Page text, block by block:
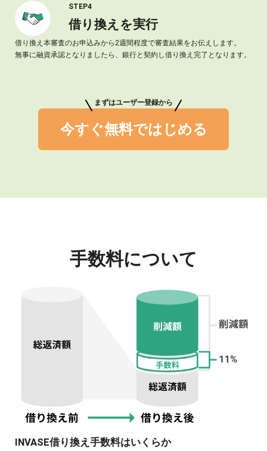
STEP4
借り換えを実行
借り換え本審査のお申込みから2週間程度で審査結果をお伝えします。
無事に融資承認となりましたら、銀行と契約し借り換え完了となります。
まずはユーザー登録から
今すぐ無料ではじめる
手数料について
INVASE借り換え手数料はいくらか